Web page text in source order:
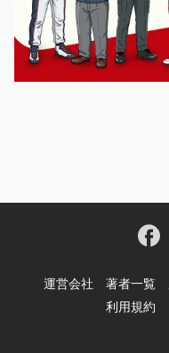
運営会社 著者一覧
利用規約